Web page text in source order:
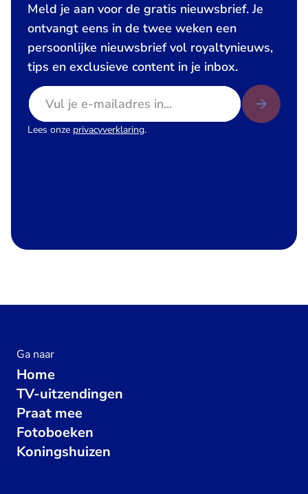
Meld je aan voor de gratis nieuwsbrief. Je
ontvangt eens in de twee weken een
persoonlijke nieuwsbrief vol royaltynieuws,
tips en exclusieve content in je inbox.
E-mailadres
Lees onze privacyverklaring.
Ga naar
Home
TV-uitzendingen
Praat mee
Fotoboeken
Koningshuizen